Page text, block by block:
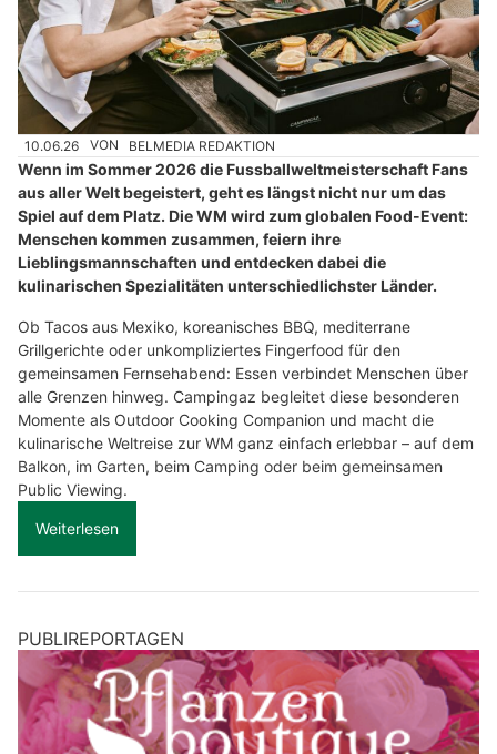
10.06.26 VON BELMEDIA REDAKTION
Wenn im Sommer 2026 die Fussballweltmeisterschaft Fans
aus aller Welt begeistert, geht es längst nicht nur um das
Spiel auf dem Platz. Die WM wird zum globalen Food-Event:
Menschen kommen zusammen, feiern ihre
Lieblingsmannschaften und entdecken dabei die
kulinarischen Spezialitäten unterschiedlichster Länder.
Ob Tacos aus Mexiko, koreanisches BBQ, mediterrane
Grillgerichte oder unkompliziertes Fingerfood für den
gemeinsamen Fernsehabend: Essen verbindet Menschen über
alle Grenzen hinweg. Campingaz begleitet diese besonderen
Momente als Outdoor Cooking Companion und macht die
kulinarische Weltreise zur WM ganz einfach erlebbar – auf dem
Balkon, im Garten, beim Camping oder beim gemeinsamen
Public Viewing.
Weiterlesen
PUBLIREPORTAGEN